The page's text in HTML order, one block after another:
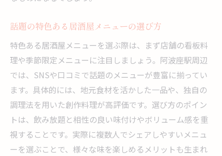
話題の特色ある居酒屋メニューの選び方
特色ある居酒屋メニューを選ぶ際は、まず店舗の看板料
理や季節限定メニューに注目しましょう。阿波座駅周辺
では、SNSや口コミで話題のメニューが豊富に揃ってい
ます。具体的には、地元食材を活かした一品や、独自の
調理法を用いた創作料理が高評価です。選び方のポイン
トは、飲み放題と相性の良い味付けやボリューム感を重
視することです。実際に複数人でシェアしやすいメニュ
ーを選ぶことで、様々な味を楽しめるメリットも生まれ